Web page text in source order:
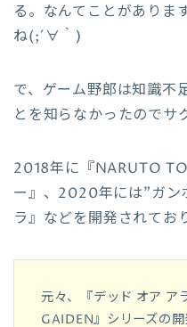
る。なんてことがありま
ね(;´∀｀)
で、ゲーム野郎は知識不
とを知らなかったのでサ
2018年に『NARUTO
ー』、2020年には”ガン
ラ』などを開発されており
元々、『デッド オア ア
GAIDEN』シリーズの